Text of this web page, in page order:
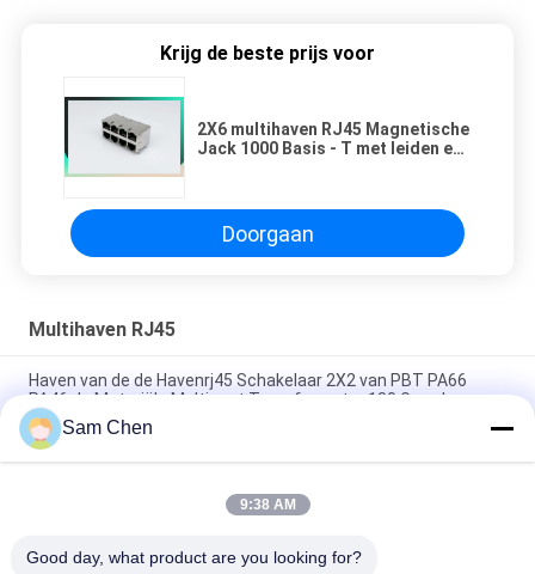
Krijg de beste prijs voor
2X6 multihaven RJ45 Magnetische
Jack 1000 Basis - T met leiden en
Doorgaan
Multihaven RJ45
Haven van de de Havenrj45 Schakelaar 2X2 van PBT PA66
PA46 de Materiële Multi met Transformator 180 Graad
De Havenrj45 Ethernet Hefboom van fosfoorbrons 2 X 4 voor
Video, Voorzien van een netwerk
Wijfje aan Mannelijke Multi de Havenhefboom van Rj45 met
Sam Chen
9:38 AM
Good day, what product are you looking for?